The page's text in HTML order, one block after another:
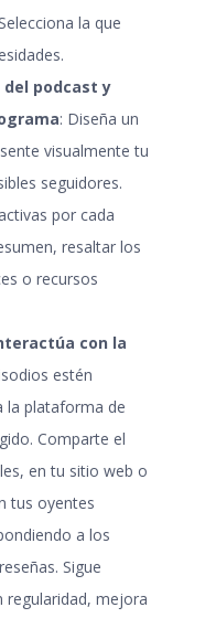
la que
podcast y
: Diseña un
visualmente tu
seguidores.
por cada
resaltar los
o recursos
con la
estén
la plataforma de
Comparte el
en tu sitio web o
tus oyentes
a los
Sigue
regularidad, mejora